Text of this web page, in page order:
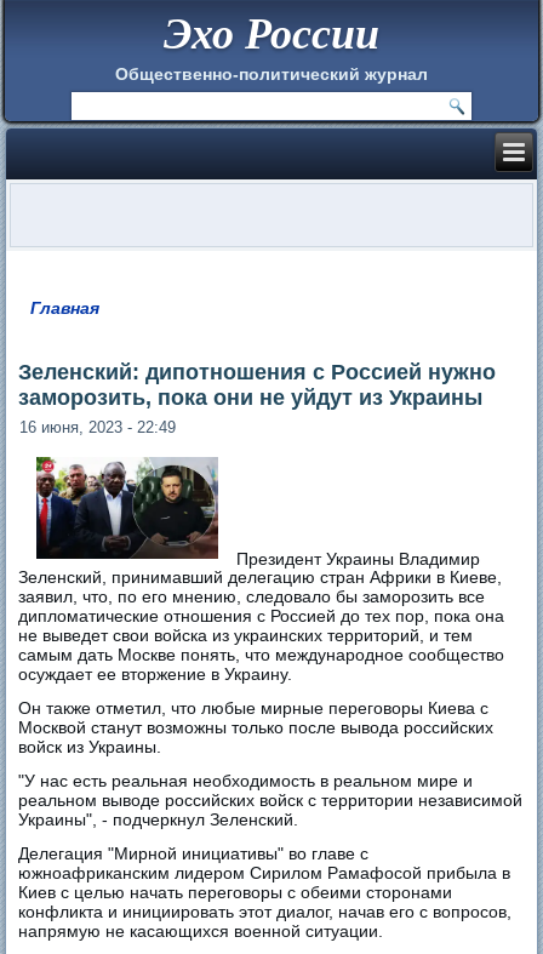
Эхо России
Общественно-политический журнал
Главная
Зеленский: дипотношения с Россией нужно
заморозить, пока они не уйдут из Украины
16 июня, 2023 - 22:49
Президент Украины Владимир
Зеленский, принимавший делегацию стран Африки в Киеве,
заявил, что, по его мнению, следовало бы заморозить все
дипломатические отношения с Россией до тех пор, пока она
не выведет свои войска из украинских территорий, и тем
самым дать Москве понять, что международное сообщество
осуждает ее вторжение в Украину.
Он также отметил, что любые мирные переговоры Киева с
Москвой станут возможны только после вывода российских
войск из Украины.
"У нас есть реальная необходимость в реальном мире и
реальном выводе российских войск с территории независимой
Украины", - подчеркнул Зеленский.
Делегация "Мирной инициативы" во главе с
южноафриканским лидером Сирилом Рамафосой прибыла в
Киев с целью начать переговоры с обеими сторонами
конфликта и инициировать этот диалог, начав его с вопросов,
напрямую не касающихся военной ситуации.